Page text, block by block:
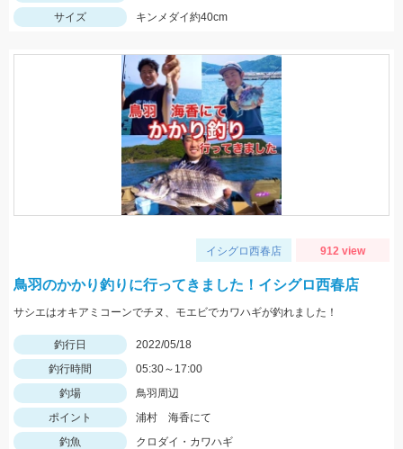
サイズ
キンメダイ約40cm
イシグロ西春店 912 view
鳥羽のかかり釣りに行ってきました！イシグロ西春店
サシエはオキアミコーンでチヌ、モエビでカワハギが釣れました！
釣行日
2022/05/18
釣行時間
05:30～17:00
釣場
鳥羽周辺
ポイント
浦村 海香にて
釣魚
クロダイ・カワハギ